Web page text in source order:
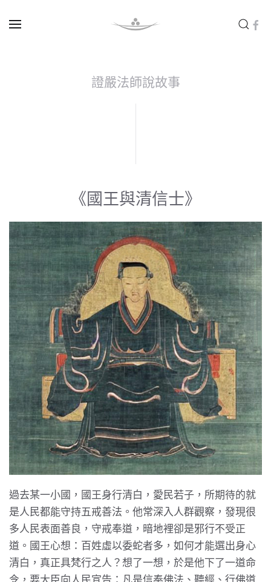
證嚴法師說故事
《國王與清信士》
過去某一小國，國王身行清白，愛民若子，所期待的就
是人民都能守持五戒善法。他常深入人群觀察，發現很
多人民表面善良，守戒奉道，暗地裡卻是邪行不受正
道。國王心想：百姓虛以委蛇者多，如何才能選出身心
清白，真正具梵行之人？想了一想，於是他下了一道命